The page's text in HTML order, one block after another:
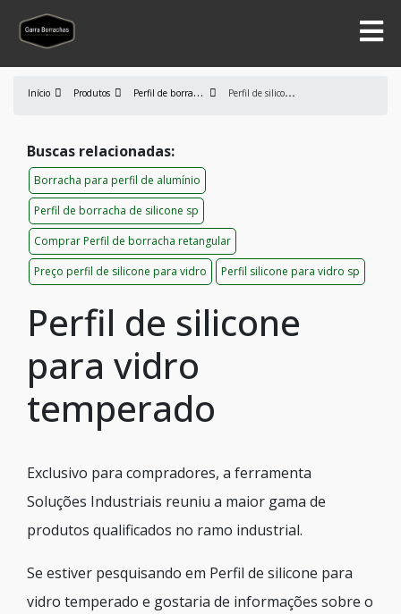
Início Produtos P
erfil de borracha P
erfil de silicone para vidro temperado
Buscas relacionadas:
Borracha para perfil de alumínio
Perfil de borracha de silicone sp
Comprar Perfil de borracha retangular
Preço perfil de silicone para vidro
Perfil silicone para vidro sp
Perfil de silicone
para vidro
temperado
Exclusivo para compradores, a ferramenta
Soluções Industriais reuniu a maior gama de
produtos qualificados no ramo industrial.
Se estiver pesquisando em Perfil de silicone para
vidro temperado e gostaria de informações sobre o